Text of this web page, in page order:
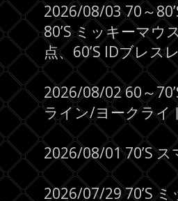
2026/08/03 70～
80’S ミッキーマウ
点、60’S IDブレス
2026/08/02 60～
ライン/ヨークライ
2026/08/01 70’S
2026/07/29 70’S